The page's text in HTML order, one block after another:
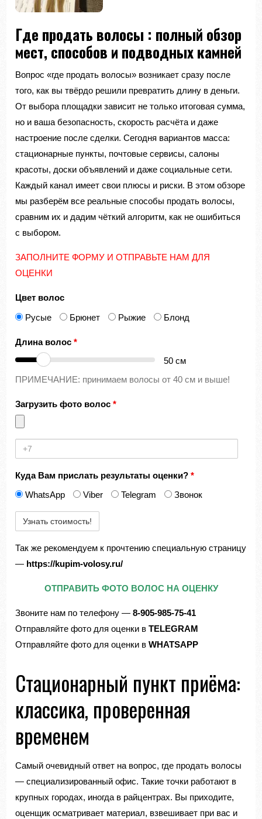
Где продать волосы : полный обзор
мест, способов и подводных камней
Вопрос «где продать волосы» возникает сразу после
того, как вы твёрдо решили превратить длину в деньги.
От выбора площадки зависит не только итоговая сумма,
но и ваша безопасность, скорость расчёта и даже
настроение после сделки. Сегодня вариантов масса:
стационарные пункты, почтовые сервисы, салоны
красоты, доски объявлений и даже социальные сети.
Каждый канал имеет свои плюсы и риски. В этом обзоре
мы разберём все реальные способы продать волосы,
сравним их и дадим чёткий алгоритм, как не ошибиться
с выбором.
ЗАПОЛНИТЕ ФОРМУ И ОТПРАВЬТЕ НАМ ДЛЯ
ОЦЕНКИ
Цвет волос
Русые
Брюнет Рыжие Блонд
Длина волос*
50см
ПРИМЕЧАНИЕ: принимаем волосы от 40 см и выше!
Загрузить фото волос*
Номер
телефона
Куда Вам прислать результаты оценки?*
WhatsApp
Viber Telegram Звонок
Так же рекомендуем к прочтению специальную страницу
— https://kupim-volosy.ru/
ОТПРАВИТЬ ФОТО ВОЛОС НА ОЦЕНКУ
Звоните нам по телефону —8-905-985-75-41
Отправляйте фото для оценки вTELEGRAM
Отправляйте фото для оценки вWHATSAPP
Стационарный пункт приёма:
классика, проверенная
временем
Самый очевидный ответ на вопрос, где продать волосы
— специализированный офис. Такие точки работают в
крупных городах, иногда в райцентрах. Вы приходите,
оценщик осматривает материал, взвешивает при вас и